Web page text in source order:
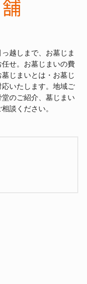
越しまで、お墓じま
せ。お墓じまいの費
じまいとは・お墓じ
いたします。地域ご
のご紹介、墓じまい
談ください。